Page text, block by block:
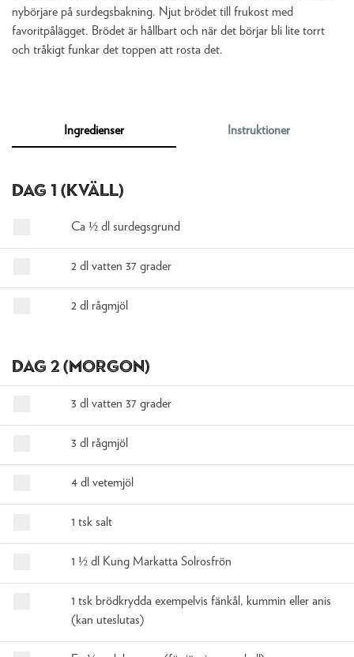
nybörjare på surdegsbakning. Njut brödet till frukost med
favoritpålägget. Brödet är hållbart och när det börjar bli lite torrt
och tråkigt funkar det toppen att rosta det.
Ingredienser Instruktioner
Dag 1 (kväll)
Ca ½ dl surdegsgrund
2 dl vatten 37 grader
2 dl rågmjöl
Dag 2 (morgon)
3 dl vatten 37 grader
3 dl rågmjöl
4 dl vetemjöl
1 tsk salt
1 ½ dl Kung Markatta Solrosfrön
1 tsk brödkrydda exempelvis fänkål, kummin eller anis
(kan uteslutas)